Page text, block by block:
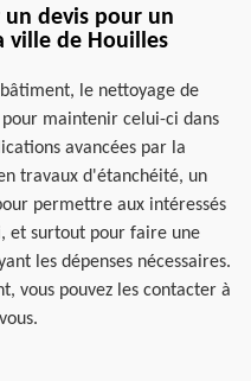
un devis pour un
ville de Houilles
le nettoyage de
maintenir celui-ci dans
avancées par la
travaux d'étanchéité, un
permettre aux intéressés
et surtout pour faire une
les dépenses nécessaires.
vous pouvez les contacter à